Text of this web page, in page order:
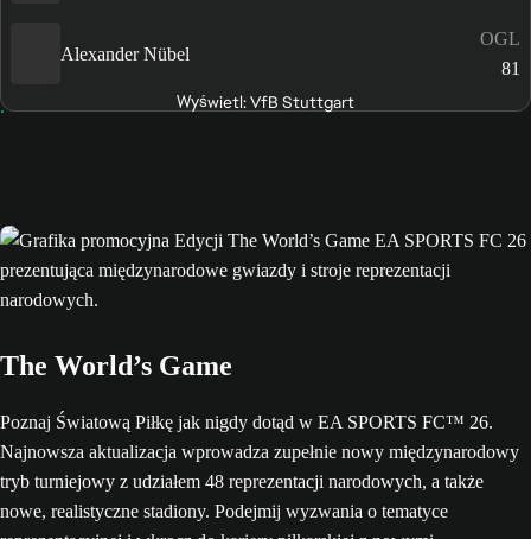
Alexander Nübel
OGL
81
Wyświetl: VfB Stuttgart
The World’s Game
Poznaj Światową Piłkę jak nigdy dotąd w EA SPORTS FC™ 26.
Najnowsza aktualizacja wprowadza zupełnie nowy międzynarodowy
tryb turniejowy z udziałem 48 reprezentacji narodowych, a także
nowe, realistyczne stadiony. Podejmij wyzwania o tematyce